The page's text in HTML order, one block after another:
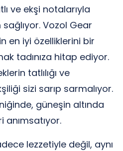
ve ekşi notalarıyla
Vozol Gear
en iyi özelliklerini bir
tadınıza hitap ediyor.
tatlılığı ve
sizi sarıp sarmalıyor.
güneşin altında
lezzetiyle değil, aynı